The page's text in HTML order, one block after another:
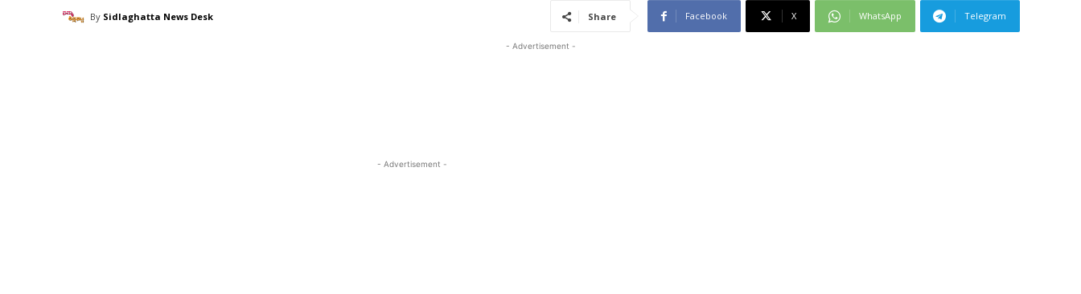
By Sidlaghatta News Desk Share Facebook X WhatsApp Telegram
- Advertisement -
- Advertisement -